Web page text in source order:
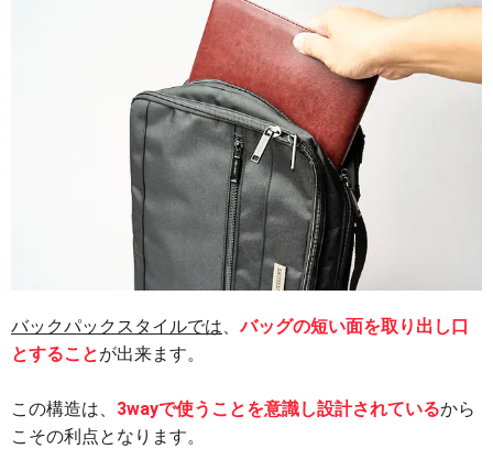
バックパックスタイルでは 、バッグの短い面を取り出し口
とすることが出来ます。
この構造は、 3wayで使うことを意識し設計されているから
こその利点となります。